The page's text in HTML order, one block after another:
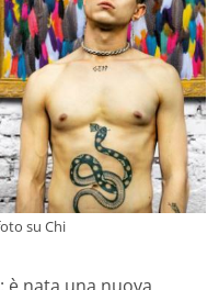
su Chi